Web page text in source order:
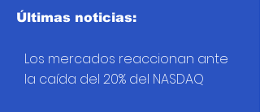
Últimas noticias:
Los mercados reaccionan ante
la caída del 20% del NASDAQ